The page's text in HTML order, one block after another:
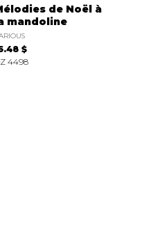
de Noël à
mandoline
$
4498